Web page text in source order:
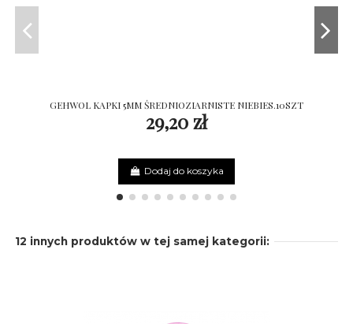
GEHWOL KAPKI 5MM ŚREDNIOZIARNISTE NIEBIES.10SZT
29,20 zł
Dodaj do koszyka
12 innych produktów w tej samej kategorii: